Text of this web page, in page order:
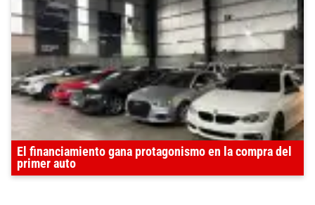
El financiamiento gana protagonismo en la compra del
primer auto